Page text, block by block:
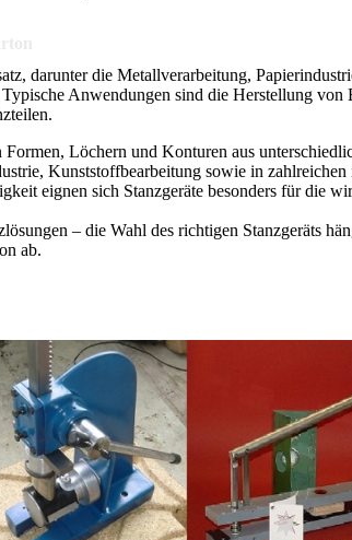
darunter die Metallverarbeitung,
Anwendungen sind die Herstellung von
Löchern und Konturen aus
Kunststoffbearbeitung sowie in zahlreichen
eignen sich Stanzgeräte besonders für die
– die Wahl des richtigen Stanzgeräts
ab.